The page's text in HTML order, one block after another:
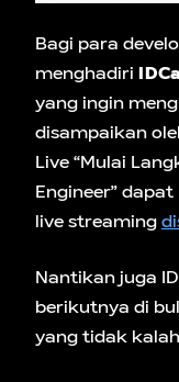
Bagi para
menghadiri
yang ingin
disampaikan
Live “Mulai
Engineer”
live streaming
Nantikan juga
berikutnya di
yang tidak